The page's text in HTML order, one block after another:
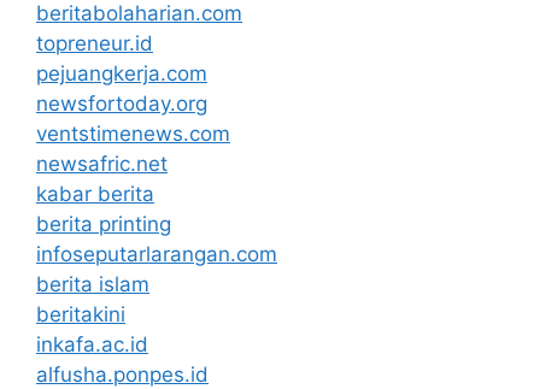
beritabolaharian.com
topreneur.id
pejuangkerja.com
newsfortoday.org
ventstimenews.com
newsafric.net
kabar berita
berita printing
infoseputarlarangan.com
berita islam
beritakini
inkafa.ac.id
alfusha.ponpes.id